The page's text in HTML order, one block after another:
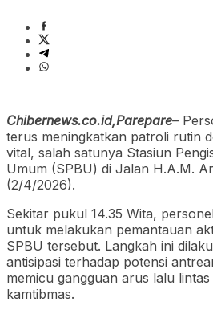
Chibernews.co.id,Parepare–
terus meningkatkan patroli rutin
vital, salah satunya Stasiun
Umum (SPBU) di Jalan H.A.M.
(2/4/2026).
Sekitar pukul 14.35 Wita,
untuk melakukan pemantauan
SPBU tersebut. Langkah ini
antisipasi terhadap potensi
memicu gangguan arus lalu
kamtibmas.